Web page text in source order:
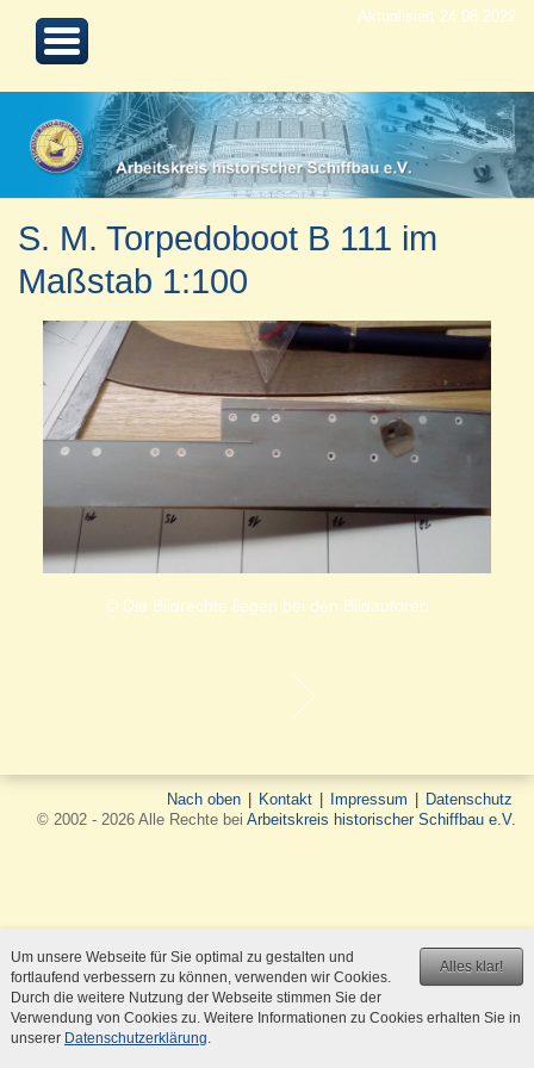
Aktualisiert 24.08.2022
S. M. Torpedoboot B 111 im
Maßstab 1:100
© Die Bildrechte liegen bei den Bildautoren
Nach oben Kontakt Impressum
Datenschutz
© 2002 - 2026 Alle Rechte bei Arbeitskreis historischer Schiffbau e.V.
Alles klar!
Um unsere Webseite für Sie optimal zu gestalten und
fortlaufend verbessern zu können, verwenden wir Cookies.
Durch die weitere Nutzung der Webseite stimmen Sie der
Verwendung von Cookies zu. Weitere Informationen zu Cookies erhalten Sie in
unserer Datenschutzerklärung